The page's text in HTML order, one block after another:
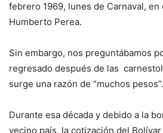
febrero 1969, lunes de Carnaval,
Humberto Perea.
Sin embargo, nos preguntábamos
regresado después de las
surge una razón de “muchos pesos”.
Durante esa década y debido a la
vecino país, la cotización del